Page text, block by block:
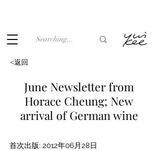
<返回
June Newsletter from
Horace Cheung; New
arrival of German wine
首次出版: 2012年06月28日